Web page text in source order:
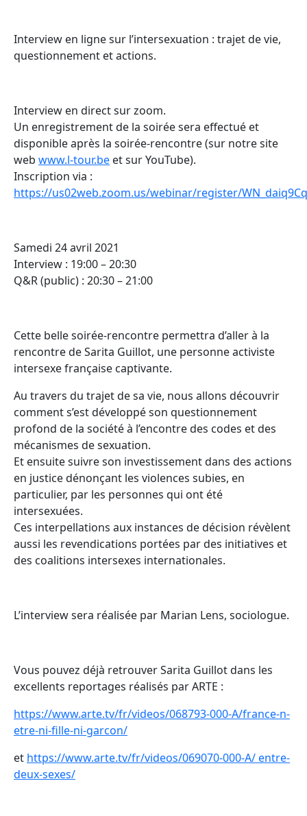
Interview en ligne sur l’intersexuation : trajet de vie,
questionnement et actions.
Interview en direct sur zoom.
Un enregistrement de la soirée sera effectué et
disponible après la soirée-rencontre (sur notre site
web www.l-tour.be et sur YouTube).
Inscription via :
https://us02web.zoom.us/webinar/register/
Samedi 24 avril 2021
Interview : 19:00 – 20:30
Q&R (public) : 20:30 – 21:00
Cette belle soirée-rencontre permettra d’aller à la
rencontre de Sarita Guillot, une personne activiste
intersexe française captivante.
Au travers du trajet de sa vie, nous allons découvrir
comment s’est développé son questionnement
profond de la société à l’encontre des codes et des
mécanismes de sexuation.
Et ensuite suivre son investissement dans des actions
en justice dénonçant les violences subies, en
particulier, par les personnes qui ont été
intersexuées.
Ces interpellations aux instances de décision révèlent
aussi les revendications portées par des initiatives et
des coalitions intersexes internationales.
L’interview sera réalisée par Marian Lens, sociologue.
Vous pouvez déjà retrouver Sarita Guillot dans les
excellents reportages réalisés par ARTE :
https://www.arte.tv/fr/videos/068793-000-A/france-n-
etre-ni-fille-ni-garcon/
et https://www.arte.tv/fr/videos/069070-000-A/ entre-
deux-sexes/